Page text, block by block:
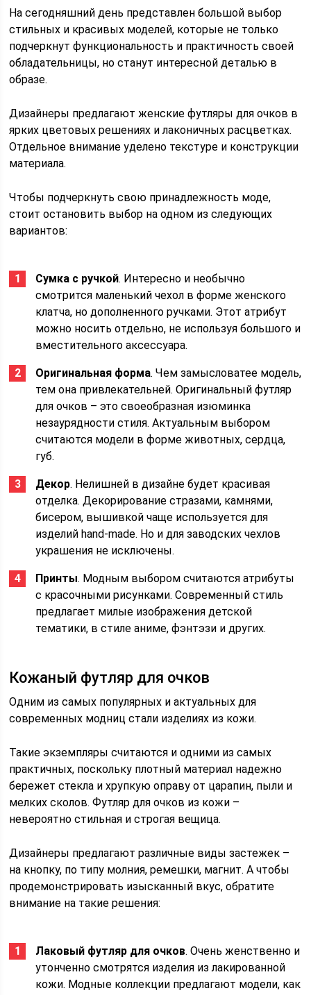
На сегодняшний день представлен большой выбор
стильных и красивых моделей, которые не только
подчеркнут функциональность и практичность своей
обладательницы, но станут интересной деталью в
образе.
Дизайнеры предлагают женские футляры для очков в
ярких цветовых решениях и лаконичных расцветках.
Отдельное внимание уделено текстуре и конструкции
материала.
Чтобы подчеркнуть свою принадлежность моде,
стоит остановить выбор на одном из следующих
вариантов:
Сумка с ручкой. Интересно и необычно
смотрится маленький чехол в форме женского
клатча, но дополненного ручками. Этот атрибут
можно носить отдельно, не используя большого и
вместительного аксессуара.
Оригинальная форма. Чем замысловатее модель,
тем она привлекательней. Оригинальный футляр
для очков – это своеобразная изюминка
незаурядности стиля. Актуальным выбором
считаются модели в форме животных, сердца,
губ.
Декор. Нелишней в дизайне будет красивая
отделка. Декорирование стразами, камнями,
бисером, вышивкой чаще используется для
изделий hand-made. Но и для заводских чехлов
украшения не исключены.
Принты. Модным выбором считаются атрибуты
с красочными рисунками. Современный стиль
предлагает милые изображения детской
тематики, в стиле аниме, фэнтэзи и других.
Кожаный футляр для очков
Одним из самых популярных и актуальных для
современных модниц стали изделиях из кожи.
Такие экземпляры считаются и одними из самых
практичных, поскольку плотный материал надежно
бережет стекла и хрупкую оправу от царапин, пыли и
мелких сколов. Футляр для очков из кожи –
невероятно стильная и строгая вещица.
Дизайнеры предлагают различные виды застежек –
на кнопку, по типу молния, ремешки, магнит. А чтобы
продемонстрировать изысканный вкус, обратите
внимание на такие решения:
Лаковый футляр для очков. Очень женственно и
утонченно смотрятся изделия из лакированной
кожи. Модные коллекции предлагают модели, как